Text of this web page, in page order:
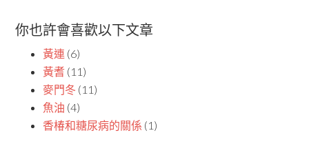
你也許會喜歡以下文章
黃連 (6)
黃耆 (11)
麥門冬 (11)
魚油 (4)
香椿和糖尿病的關係 (1)